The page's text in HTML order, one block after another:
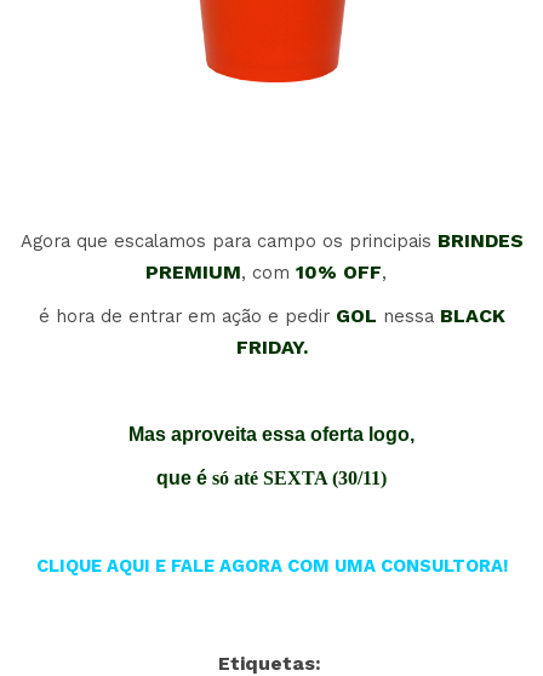
Agora que escalamos para campo os principais BRINDES
PREMIUM, com 10% OFF,
é hora de entrar em ação e pedir GOL nessa BLACK
FRIDAY.
Mas aproveita essa oferta logo,
que é só até SEXTA (30/11)
CLIQUE AQUI E FALE AGORA COM UMA CONSULTORA!
Etiquetas: